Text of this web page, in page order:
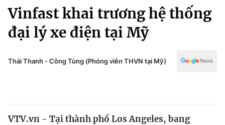
Chính trịThể thao
Truyền hình
Văn hóa - Giải trí
Đời sống
Vinfast khai trương hệ thống
đại lý xe điện tại Mỹ
Thái Thanh - Công Tùng (Phóng viên THVN tại Mỹ)
VTV.vn - Tại thành phố Los Angeles, bang